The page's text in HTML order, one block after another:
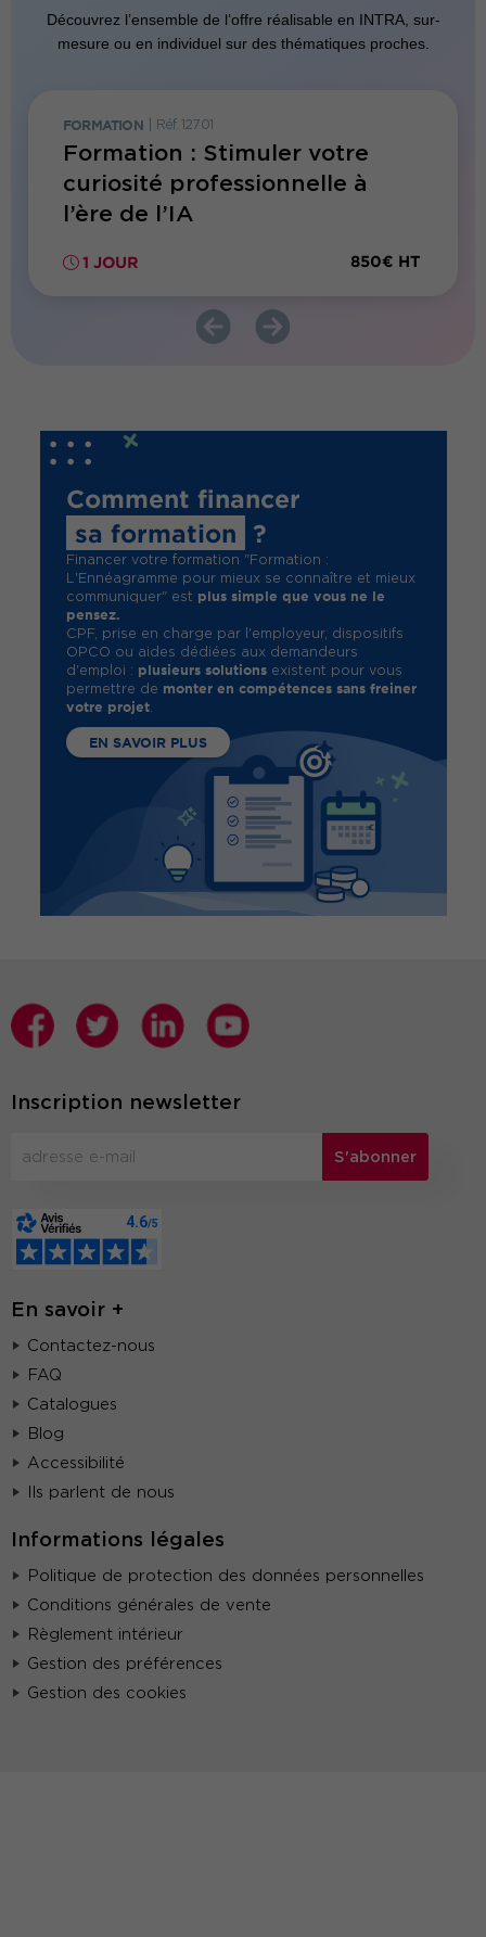
Découvrez l’ensemble de l’offre réalisable en INTRA, sur-
mesure ou en individuel sur des thématiques proches.
FORMATION Réf. 12701
Formation : Stimuler votre
curiosité professionnelle à
l’ère de l’IA
1 JOUR 850€ HT
Comment financer
sa formation
?
Financer votre formation "Formation :
L'Ennéagramme pour mieux se connaître et mieux
communiquer" est plus simple que vous ne le
pensez.
CPF, prise en charge par l'employeur, dispositifs
OPCO ou aides dédiées aux demandeurs
d'emploi : plusieurs solutionsexistent pour vous
permettre de monter en compétences sans freiner
votre projet.
EN SAVOIR PLUS
Inscription newsletter
S'abonner
En savoir +
Contactez-nous
FAQ
Catalogues
Blog
Accessibilité
Ils parlent de nous
Informations légales
Politique de protection des données personnelles
Conditions générales de vente
Règlement intérieur
Gestion des préférences
Gestion des cookies